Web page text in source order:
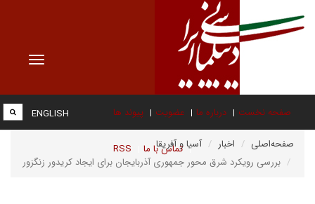
Toggle
صفحه نخست درباره ما عضویت پیوند ها
تماس با ما RSS
ENGLISH
صفحه‌اصلی اخبار
آسیا و آفریقا
بررسی رویکرد شرق محور جمهوری آذربایجان برای ایجاد کریدور زنگزور